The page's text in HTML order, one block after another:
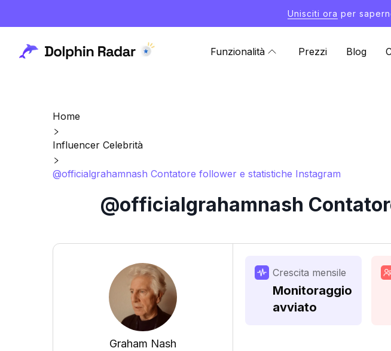
Unisciti ora per
Funzionalità Prezzi Blog
Home
Influencer Celebrità
@officialgrahamnash Contatore follower e statistiche Instagram
@officialgrahamnash
Graham Nash
Crescita mensile
Monitoraggio
avviato